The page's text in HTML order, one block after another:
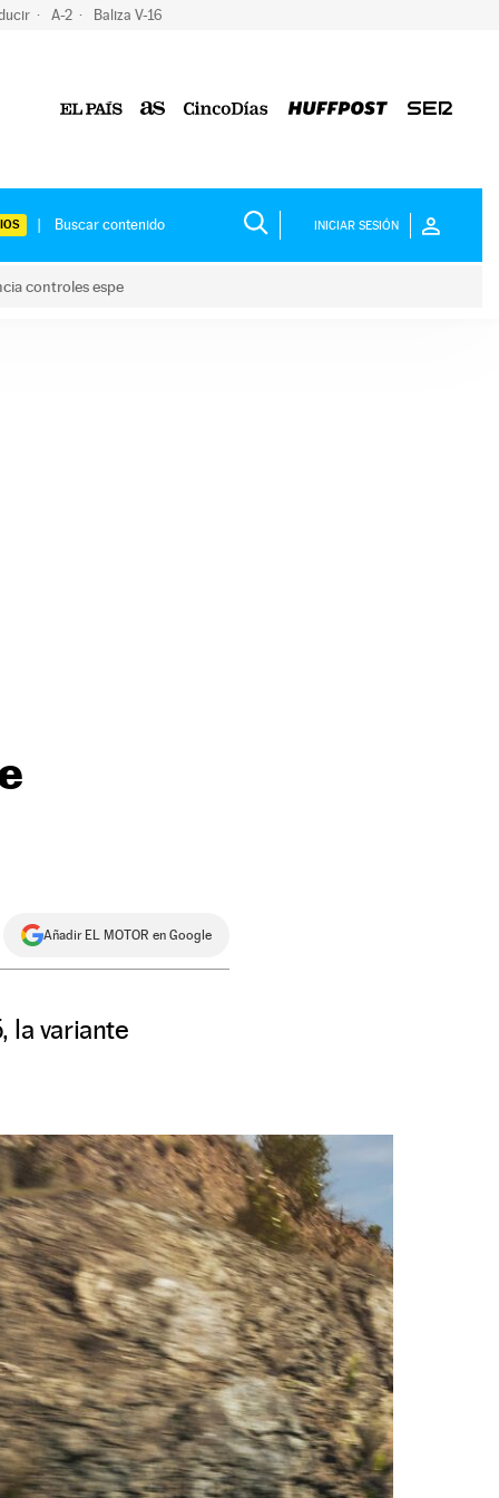
A-2 Baliza V-16
INICIAR SESIÓN
controles espe
Añadir EL MOTOR en Google
la variante